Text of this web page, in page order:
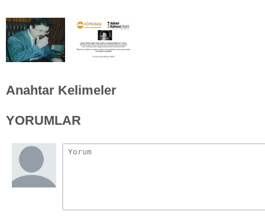
Anahtar Kelimeler
YORUMLAR